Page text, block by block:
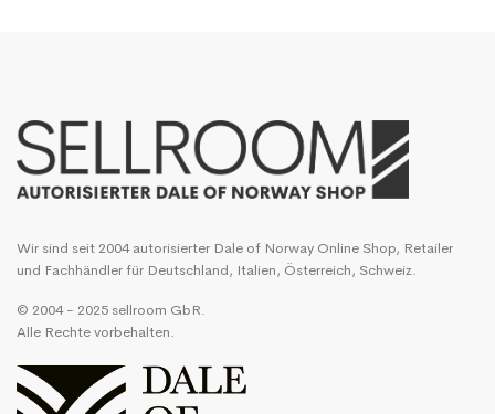
Wir sind seit 2004 autorisierter Dale of Norway Online Shop, Retailer
und Fachhändler für Deutschland, Italien, Österreich, Schweiz.
© 2004 - 2025 sellroom GbR.
Alle Rechte vorbehalten.